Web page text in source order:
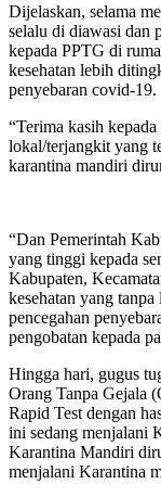
Dijelaskan, selama
selalu di diawasi dan
kepada PPTG di
kesehatan lebih
penyebaran covid-19.
“Terima kasih
lokal/terjangkit yang
karantina mandiri
“Dan Pemerintah
yang tinggi kepada
Kabupaten,
kesehatan yang
pencegahan
pengobatan kepada
Hingga hari, gugus
Orang Tanpa Gejala
Rapid Test dengan
ini sedang menjalani
Karantina Mandiri
menjalani Karantina